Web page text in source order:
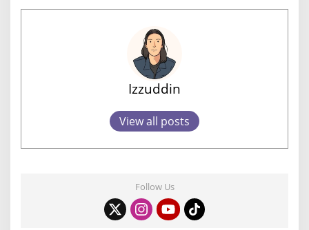
Izzuddin
View all posts
Follow Us